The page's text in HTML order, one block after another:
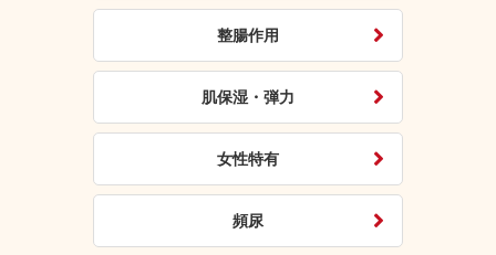
整腸作用
肌保湿・弾力
女性特有
頻尿